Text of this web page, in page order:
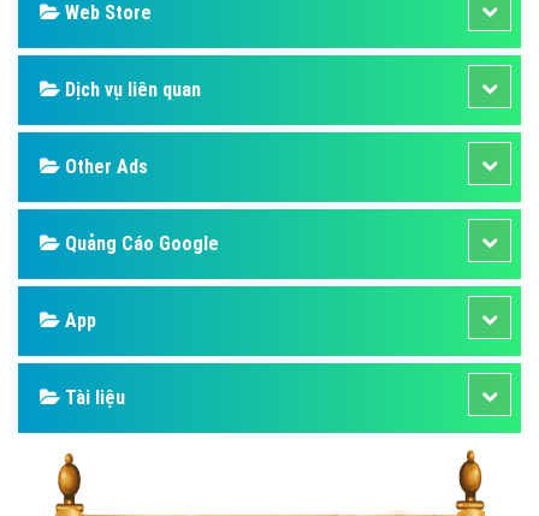
Web Store
Dịch vụ liên quan
Other Ads
Quảng Cáo Google
App
Tài liệu